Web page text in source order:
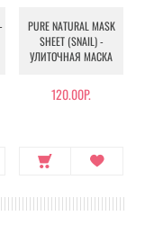
PURE NATURAL MASK
SHEET (SNAIL) -
УЛИТОЧНАЯ МАСКА
120.00Р.